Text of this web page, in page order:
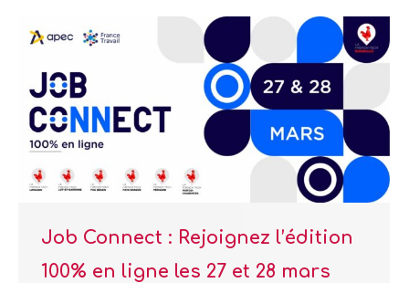
Job Connect : Rejoignez l’édition
100% en ligne les 27 et 28 mars